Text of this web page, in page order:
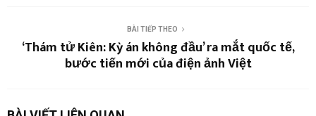
BÀI TIẾP THEO
‘Thám tử Kiên: Kỳ án không đầu’ ra mắt quốc tế,
bước tiến mới của điện ảnh Việt